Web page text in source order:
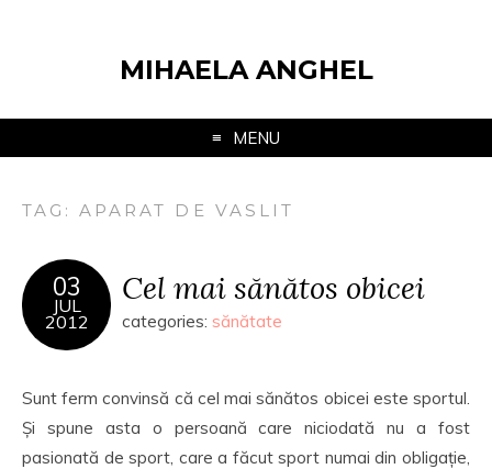
MIHAELA ANGHEL
MENU
TAG:APARAT DE VASLIT
03
JUL
2012
Cel mai sănătos obicei
categories: sănătate
Sunt ferm convinsă că cel mai sănătos obicei este sportul.
Și spune asta o persoană care niciodată nu a fost
pasionată de sport, care a făcut sport numai din obligație,